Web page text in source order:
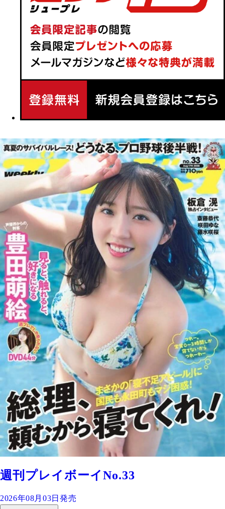
週刊プレイボーイNo.33
2026年08月03日発売